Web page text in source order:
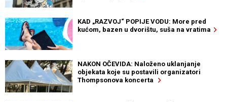
KAD „RAZVOJ“ POPIJE VODU: More pred
kućom, bazen u dvorištu, suša na vratima
NAKON OČEVIDA: Naloženo uklanjanje
objekata koje su postavili organizatori
Thompsonova koncerta